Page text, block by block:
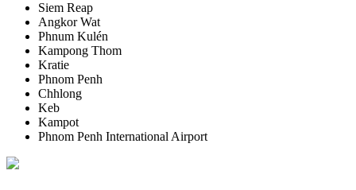
Siem Reap
Angkor Wat
Phnum Kulén
Kampong Thom
Kratie
Phnom Penh
Chhlong
Keb
Kampot
Phnom Penh International Airport